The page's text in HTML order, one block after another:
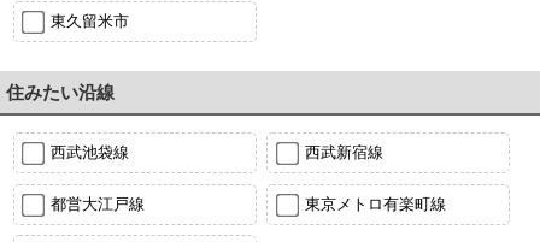
東久留米市
住みたい沿線
西武池袋線 西武新宿線
都営大江戸線 東京メトロ有楽町線